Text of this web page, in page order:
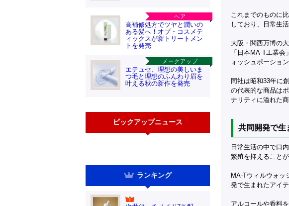
ヘア
高補修処方でツヤと潤いの
ある髪へ！オブ・コスメテ
ィックスが新トリートメン
トを発売
メークアップ
エテュセ、理想の美しいま
つ毛と理想のふんわり眉を
叶える秋の新作を発売
ピックアップニュース
ランキング
これまでのものに
しており、日常生
大阪・関西万博の
「日本MA-T工業
ォッシュポーショ
同社は昭和33年に
の代表的な商品は
ナリティに溢れた
共同開発で生
日常生活の中で口
繁殖を抑えることが
MA-Tウィルウォッ
発で生まれたアイテ
アルコールや香料